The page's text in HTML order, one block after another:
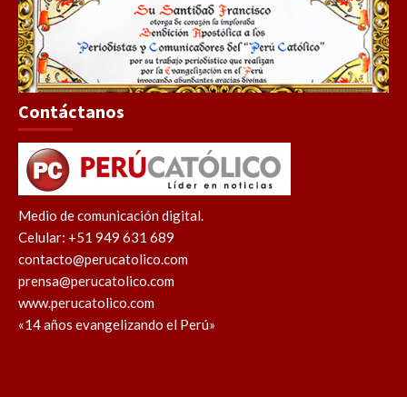
Contáctanos
Medio de comunicación digital.
Celular: +51 949 631 689
contacto@perucatolico.com
prensa@perucatolico.com
www.perucatolico.com
«14 años evangelizando el Perú»